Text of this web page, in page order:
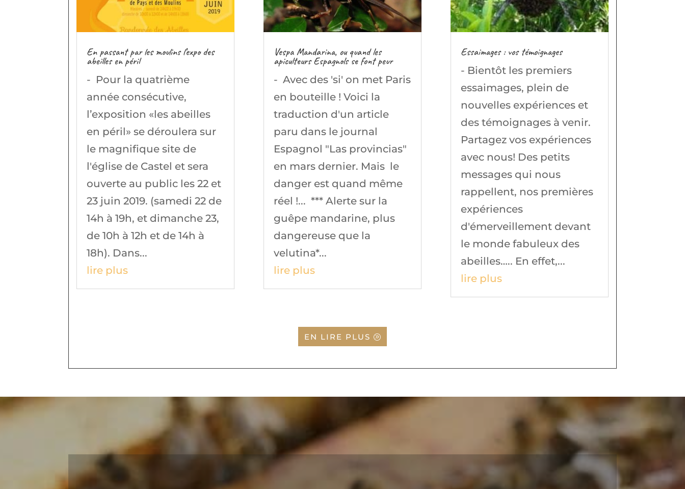
En passant par les moulins l’expo des
abeilles en péril
- Pour la quatrième
année consécutive,
l’exposition «les abeilles
en péril» se déroulera sur
le magnifique site de
l'église de Castel et sera
ouverte au public les 22 et
23 juin 2019. (samedi 22 de
14h à 19h, et dimanche 23,
de 10h à 12h et de 14h à
18h). Dans...
lire plus
Vespa Mandarina, ou quand les
apiculteurs Espagnols se font peur
- Avec des 'si' on met Paris
en bouteille ! Voici la
traduction d'un article
paru dans le journal
Espagnol "Las provincias"
en mars dernier. Mais le
danger est quand même
réel !... *** Alerte sur la
guêpe mandarine, plus
dangereuse que la
velutina*...
lire plus
Essaimages : vos témoignages
- Bientôt les premiers
essaimages, plein de
nouvelles expériences et
des témoignages à venir.
Partagez vos expériences
avec nous! Des petits
messages qui nous
rappellent, nos premières
expériences
d'émerveillement devant
le monde fabuleux des
abeilles….. En effet,...
lire plus
EN LIRE PLUS